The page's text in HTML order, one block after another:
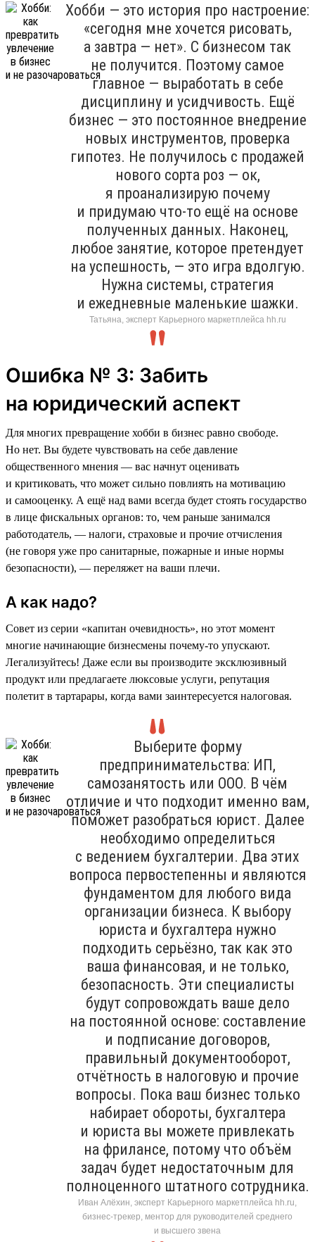
Хобби — это история про настроение:
«сегодня мне хочется рисовать,
а завтра — нет». С бизнесом так
не получится. Поэтому самое
главное — выработать в себе
дисциплину и усидчивость. Ещё
бизнес — это постоянное внедрение
новых инструментов, проверка
гипотез. Не получилось с продажей
нового сорта роз — ок,
я проанализирую почему
и придумаю что-то ещё на основе
полученных данных. Наконец,
любое занятие, которое претендует
на успешность, — это игра вдолгую.
Нужна системы, стратегия
и ежедневные маленькие шажки.
Татьяна, эксперт Карьерного маркетплейса hh.ru
Ошибка № 3: Забить
на юридический аспект
Для многих превращение хобби в бизнес равно свободе.
Но нет. Вы будете чувствовать на себе давление
общественного мнения — вас начнут оценивать
и критиковать, что может сильно повлиять на мотивацию
и самооценку. А ещё над вами всегда будет стоять государство
в лице фискальных органов: то, чем раньше занимался
работодатель, — налоги, страховые и прочие отчисления
(не говоря уже про санитарные, пожарные и иные нормы
безопасности), — переляжет на ваши плечи.
А как надо?
Совет из серии «капитан очевидность», но этот момент
многие начинающие бизнесмены почему-то упускают.
Легализуйтесь! Даже если вы производите эксклюзивный
продукт или предлагаете люксовые услуги, репутация
полетит в тартарары, когда вами заинтересуется налоговая.
Выберите форму
предпринимательства: ИП,
самозанятость или ООО. В чём
отличие и что подходит именно вам,
поможет разобраться юрист. Далее
необходимо определиться
с ведением бухгалтерии. Два этих
вопроса первостепенны и являются
фундаментом для любого вида
организации бизнеса. К выбору
юриста и бухгалтера нужно
подходить серьёзно, так как это
ваша финансовая, и не только,
безопасность. Эти специалисты
будут сопровождать ваше дело
на постоянной основе: составление
и подписание договоров,
правильный документооборот,
отчётность в налоговую и прочие
вопросы. Пока ваш бизнес только
набирает обороты, бухгалтера
и юриста вы можете привлекать
на фрилансе, потому что объём
задач будет недостаточным для
полноценного штатного сотрудника.
Иван Алёхин, эксперт Карьерного маркетплейса hh.ru,
бизнес-трекер, ментор для руководителей среднего
и высшего звена